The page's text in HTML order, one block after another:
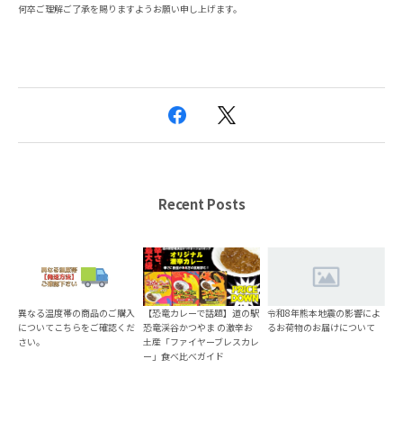
何卒ご理解ご了承を賜りますようお願い申し上げます。
Recent Posts
異なる温度帯の商品のご購入
についてこちらをご確認くだ
さい。
【恐竜カレーで話題】道の駅
恐竜渓谷かつやま の激辛お
土産「ファイヤーブレスカレ
ー」食べ比べガイド
令和8年熊本地震の影響によ
るお荷物のお届けについて